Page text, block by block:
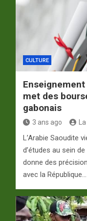
CULTURE
Enseignement
met des
gabonais
3 ans ago
L’Arabie Saoudite
d’études au sein
donne des
avec la République…